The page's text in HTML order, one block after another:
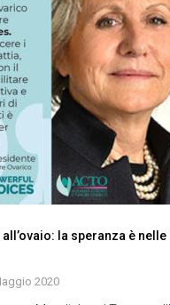
la speranza è nelle
2020